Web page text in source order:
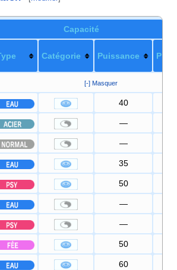
Capacité
Catégorie Puissance
[-] Masquer
40
—
—
35
50
—
—
50
60